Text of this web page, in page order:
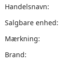
Handelsnavn:
Salgbare enhed:
Mærkning:
Brand: